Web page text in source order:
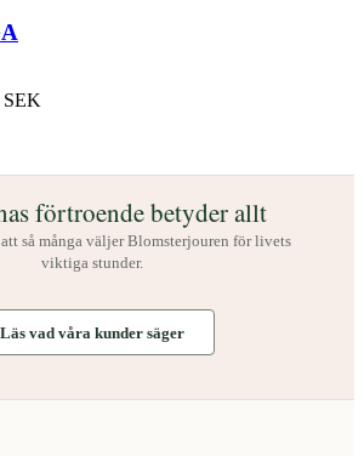
SEK
SEK
förtroende betyder allt
så många väljer Blomsterjouren för livets
viktiga stunder.
Läs vad våra kunder säger